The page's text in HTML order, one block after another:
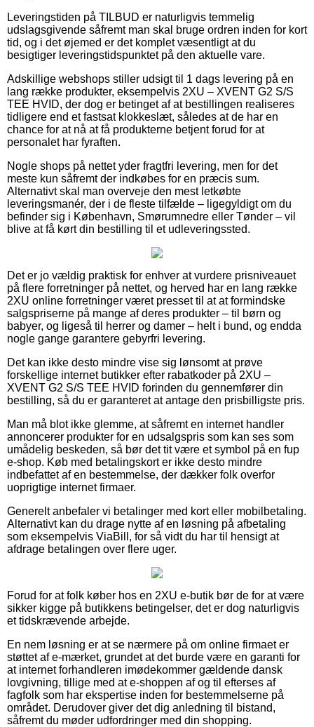
Leveringstiden på TILBUD er naturligvis temmelig
udslagsgivende såfremt man skal bruge ordren inden for kort
tid, og i det øjemed er det komplet væsentligt at du
besigtiger leveringstidspunktet på den aktuelle vare.
Adskillige webshops stiller udsigt til 1 dags levering på en
lang række produkter, eksempelvis 2XU – XVENT G2 S/S
TEE HVID, der dog er betinget af at bestillingen realiseres
tidligere end et fastsat klokkeslæt, således at de har en
chance for at nå at få produkterne betjent forud for at
personalet har fyraften.
Nogle shops på nettet yder fragtfri levering, men for det
meste kun såfremt der indkøbes for en præcis sum.
Alternativt skal man overveje den mest letkøbte
leveringsmanér, der i de fleste tilfælde – ligegyldigt om du
befinder sig i København, Smørumnedre eller Tønder – vil
blive at få kørt din bestilling til et udleveringssted.
Det er jo vældig praktisk for enhver at vurdere prisniveauet
på flere forretninger på nettet, og herved har en lang række
2XU online forretninger været presset til at at formindske
salgspriserne på mange af deres produkter – til børn og
babyer, og ligeså til herrer og damer – helt i bund, og endda
nogle gange garantere gebyrfri levering.
Det kan ikke desto mindre vise sig lønsomt at prøve
forskellige internet butikker efter rabatkoder på 2XU –
XVENT G2 S/S TEE HVID forinden du gennemfører din
bestilling, så du er garanteret at antage den prisbilligste pris.
Man må blot ikke glemme, at såfremt en internet handler
annoncerer produkter for en udsalgspris som kan ses som
umådelig beskeden, så bør det tit være et symbol på en fup
e-shop. Køb med betalingskort er ikke desto mindre
indbefattet af en bestemmelse, der dækker folk overfor
uoprigtige internet firmaer.
Generelt anbefaler vi betalinger med kort eller mobilbetaling.
Alternativt kan du drage nytte af en løsning på afbetaling
som eksempelvis ViaBill, for så vidt du har til hensigt at
afdrage betalingen over flere uger.
Forud for at folk køber hos en 2XU e-butik bør de for at være
sikker kigge på butikkens betingelser, det er dog naturligvis
et tidskrævende arbejde.
En nem løsning er at se nærmere på om online firmaet er
støttet af e-mærket, grundet at det burde være en garanti for
at internet forhandleren imødekommer gældende dansk
lovgivning, tillige med at e-shoppen af og til efterses af
fagfolk som har ekspertise inden for bestemmelserne på
området. Derudover giver det dig anledning til bistand,
såfremt du møder udfordringer med din shopping.